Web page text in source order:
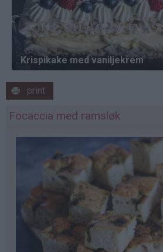
print
Focaccia med ramsløk